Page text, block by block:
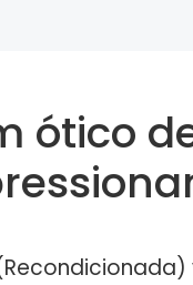
ótico